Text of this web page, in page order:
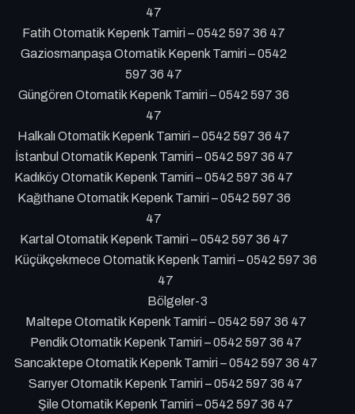
47
Fatih Otomatik Kepenk Tamiri – 0542 597 36 47
Gaziosmanpaşa Otomatik Kepenk Tamiri – 0542
597 36 47
Güngören Otomatik Kepenk Tamiri – 0542 597 36
47
Halkalı Otomatik Kepenk Tamiri – 0542 597 36 47
İstanbul Otomatik Kepenk Tamiri – 0542 597 36 47
Kadıköy Otomatik Kepenk Tamiri – 0542 597 36 47
Kağıthane Otomatik Kepenk Tamiri – 0542 597 36
47
Kartal Otomatik Kepenk Tamiri – 0542 597 36 47
Küçükçekmece Otomatik Kepenk Tamiri – 0542 597 36
47
Bölgeler-3
Maltepe Otomatik Kepenk Tamiri – 0542 597 36 47
Pendik Otomatik Kepenk Tamiri – 0542 597 36 47
Sancaktepe Otomatik Kepenk Tamiri – 0542 597 36 47
Sarıyer Otomatik Kepenk Tamiri – 0542 597 36 47
Şile Otomatik Kepenk Tamiri – 0542 597 36 47